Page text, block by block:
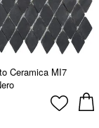
Ceramica MI7